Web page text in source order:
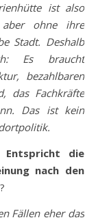
ist also
ohne ihre
Stadt. Deshalb
Es braucht
bezahlbaren
das Fachkräfte
Das ist kein
Entspricht die
nach den
?
Fällen eher das